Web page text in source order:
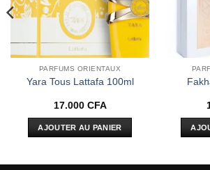
PARFUMS ORIENTAUX
Yara Tous Lattafa 100ml
17.000 CFA
AJOUTER AU PANIER